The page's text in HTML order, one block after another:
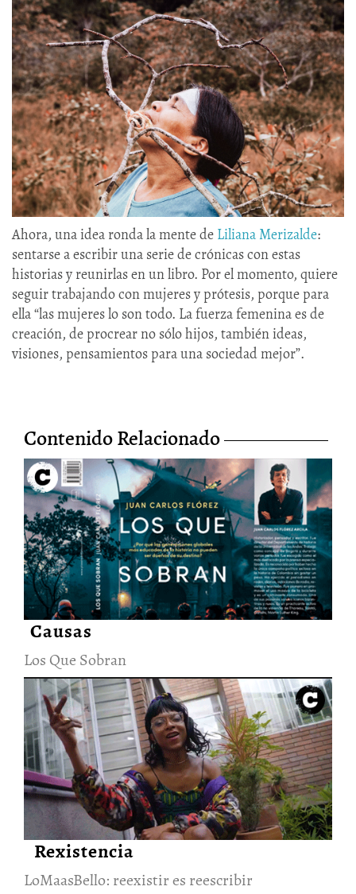
Ahora, una idea ronda la mente de Liliana Merizalde:
sentarse a escribir una serie de crónicas con estas
historias y reunirlas en un libro. Por el momento, quiere
seguir trabajando con mujeres y prótesis, porque para
ella “las mujeres lo son todo. La fuerza femenina es de
creación, de procrear no sólo hijos, también ideas,
visiones, pensamientos para una sociedad mejor”.
Contenido Relacionado
Los Que Sobran
20/Dic/2021
Causas
Los Que Sobran
LoMaasBello: reexistir es
reescribir
Rexistencia
LoMaasBello: reexistir es reescribir